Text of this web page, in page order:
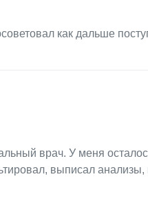
как дальше
врач. У меня
выписал